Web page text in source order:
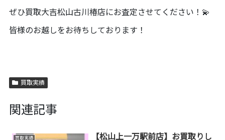
ぜひ買取大吉松山古川椿店にお査定させてください！💫
皆様のお越しをお待ちしております！
買取実績
関連記事
買取実績
【松山上一万駅前店】お買取りし